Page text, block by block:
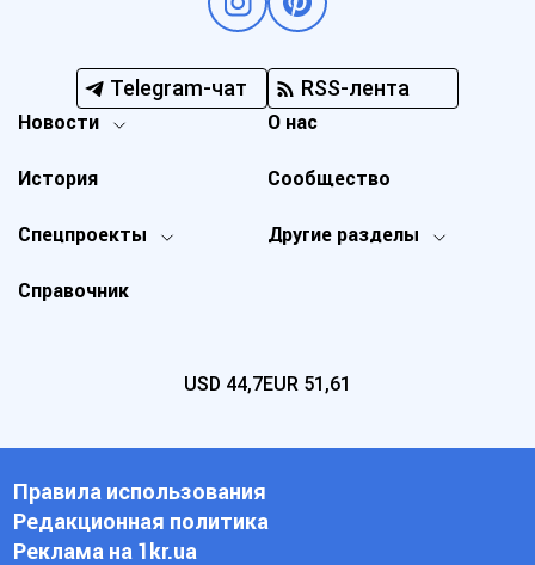
Telegram-чат RSS-лента
Новости
Спецпроекты Другие разделы
История
О нас
Справочник
Сообщество
USD 44,7EUR 51,61
Правила использования
Редакционная политика
Реклама на 1kr.ua